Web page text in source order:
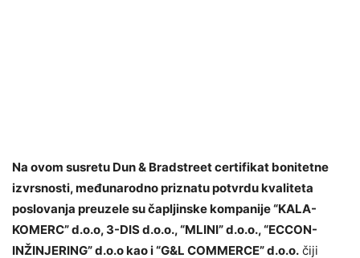
Na ovom susretu Dun & Bradstreet certifikat bonitetne
izvrsnosti, međunarodno priznatu potvrdu kvaliteta
poslovanja preuzele su čapljinske kompanije “KALA-
KOMERC” d.o.o, 3-DIS d.o.o., “MLINI” d.o.o., “ECCON-
INŽINJERING” d.o.o kao i “G&L COMMERCE” d.o.o. čiji